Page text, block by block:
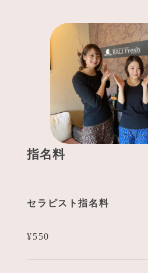
指名料
セラピスト指名料
¥550